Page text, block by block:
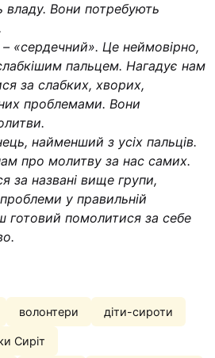
владу. Вони потребують
«сердечний». Це неймовірно,
пальцем. Нагадує нам
за слабких, хворих,
проблемами. Вони
найменший з усіх пальців.
про молитву за нас самих.
за названі вище групи,
у правильній
готовий помолитися за себе
волонтери діти-сироти
Сиріт